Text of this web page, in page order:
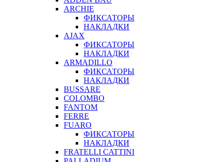
ARCHIE
ФИКСАТОРЫ
НАКЛАДКИ
AJAX
ФИКСАТОРЫ
НАКЛАДКИ
ARMADILLO
ФИКСАТОРЫ
НАКЛАДКИ
BUSSARE
COLOMBO
FANTOM
FERRE
FUARO
ФИКСАТОРЫ
НАКЛАДКИ
FRATELLI CATTINI